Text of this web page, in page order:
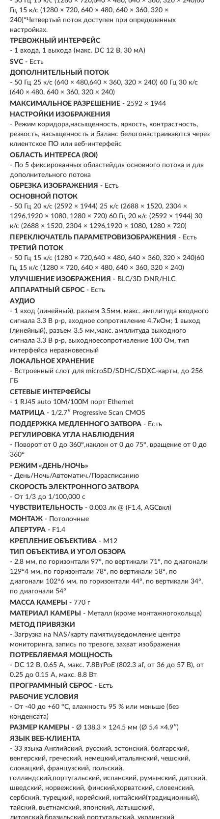
Гц 15 к/с (1280 × 720, 640 × 480, 640 × 360, 320 ×
240)*Четвертый поток доступен при определенных
настройках.
ТРЕВОЖНЫЙ ИНТЕРФЕЙС
- 1 входа, 1 выхода (макс. DC 12 В, 30 мА)
SVC - Есть
ДОПОЛНИТЕЛЬНЫЙ ПОТОК
- 50 Гц 25 к/с (640 × 480,640 × 360, 320 × 240) 60 Гц 30 к/с
(640 × 480, 640 × 360, 320 × 240)
МАКСИМАЛЬНОЕ РАЗРЕШЕНИЕ - 2592 × 1944
НАСТРОЙКИ ИЗОБРАЖЕНИЯ
- Режим коридора,насыщенность, яркость, контрастность,
резкость, насыщенность и баланс белогонастраиваются через
клиентское ПО или веб-интерфейс
ОБЛАСТЬ ИНТЕРЕСА (ROI)
- По 5 фиксированных областейдля основного потока и для
дополнительного потока
ОБРЕЗКА ИЗОБРАЖЕНИЯ - Есть
ОСНОВНОЙ ПОТОК
- 50 Гц 20 к/с (2592 × 1944) 25 к/с (2688 × 1520, 2304 ×
1296,1920 × 1080, 1280 × 720) 60 Гц 20 к/с (2592 × 1944) 30
к/с (2688 × 1520, 2304 × 1296,1920 × 1080, 1280 × 720)
ПЕРЕКЛЮЧАТЕЛЬ ПАРАМЕТРОВИЗОБРАЖЕНИЯ - Есть
ТРЕТИЙ ПОТОК
- 50 Гц 15 к/с (1280 × 720,640 × 480, 640 × 360, 320 × 240)60
Гц 15 к/с (1280 × 720, 640 × 480, 640 × 360, 320 × 240)
УЛУЧШЕНИЕ ИЗОБРАЖЕНИЯ - BLC/3D DNR/HLC
АППАРАТНЫЙ СБРОС - Есть
АУДИО
- 1 вход (линейный), разъем 3.5мм, макс. амплитуда входного
сигнала 3.3 В p-p, входное сопротивление 4.7кОм; 1 выход
(линейный), разъем 3.5 мм,макс. амплитуда выходного
сигнала 3.3 В p-p, выходноесопротивление 100 Ом, тип
интерфейса неравновесный
ЛОКАЛЬНОЕ ХРАНЕНИЕ
- Встроенный слот для microSD/SDHC/SDXC-карты, до 256
ГБ
СЕТЕВЫЕ ИНТЕРФЕЙСЫ
- 1 RJ45 auto 10M/100M порт Ethernet
МАТРИЦА - 1/2.7″ Progressive Scan CMOS
ПОДДЕРЖКА МЕДЛЕННОГО ЗАТВОРА - Есть
РЕГУЛИРОВКА УГЛА НАБЛЮДЕНИЯ
- Поворот от 0 до 360°,наклон от 0 до 75°, вращение от 0 до
360°
РЕЖИМ «ДЕНЬ/НОЧЬ»
- День/Ночь/Автоматич./Порасписанию
СКОРОСТЬ ЭЛЕКТРОННОГО ЗАТВОРА
- От 1/3 до 1/100,000 с
ЧУВСТВИТЕЛЬНОСТЬ - 0.003 лк @ (F1.4, AGCвкл)
МОНТАЖ - Потолочные
АПЕРТУРА - F1.4
КРЕПЛЕНИЕ ОБЪЕКТИВА - M12
ТИП ОБЪЕКТИВА И УГОЛ ОБЗОРА
- 2.8 мм, по горизонтали 97°, по вертикали 71°, по диагонали
129°4 мм, по горизонтали 78°, по вертикали 58°, по
диагонали 102°6 мм, по горизонтали 44°, по вертикали 34°,
по диагонали 54°
МАССА КАМЕРЫ
- 770 г
МАТЕРИАЛ КАМЕРЫ
- Металл (кроме монтажногокольца)
МЕТОД ПРИВЯЗКИ
- Загрузка на NAS/карту памяти,уведомление центра
мониторинга, запись по тревоге, захват изображения
ПОТРЕБЛЯЕМАЯ МОЩНОСТЬ
- DC 12 В, 0.65 A, макс. 7.8ВтPoE (802.3 af, от 36 до 57 В), от
0.25 до 0.15 A, макс. 8.8 Вт
ПРОГРАММНЫЙ СБРОС - Есть
РАБОЧИЕ УСЛОВИЯ
- От -40 до +60 °C, влажность 95 % или меньше (без
конденсата)
РАЗМЕР КАМЕРЫ
- Ø 138.3 × 124.5 мм (Ø 5.4 ×4.9″)
ЯЗЫК ВЕБ-КЛИЕНТА
- 33 языка Английский, русский, эстонский, болгарский,
венгерский, греческий, немецкий,итальянский, чешский,
словацкий, французский, польский,
голландский,португальский, испанский, румынский, датский,
шведский, норвежский, финский,хорватский, словенский,
сербский, турецкий, корейский, китайский(традиционный),
тайский, вьетнамский, японский, латышский,
литовский,бразильский португальский, украинский